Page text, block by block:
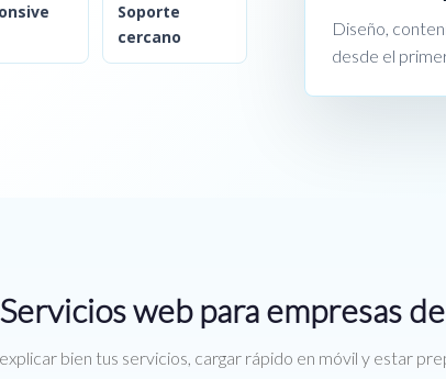
Soporte
cercano
Diseño,
desde el
Servicios web para empresas
bien tus servicios, cargar rápido en móvil y estar